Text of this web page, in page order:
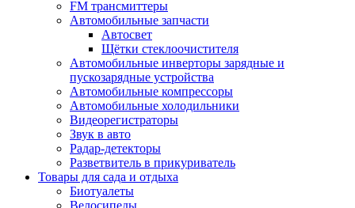
FM трансмиттеры
Автомобильные запчасти
Автосвет
Щётки стеклоочистителя
Автомобильные инверторы зарядные и
пускозарядные устройства
Автомобильные компрессоры
Автомобильные холодильники
Видеорегистраторы
Звук в авто
Радар-детекторы
Разветвитель в прикуриватель
Товары для сада и отдыха
Биотуалеты
Велосипеды